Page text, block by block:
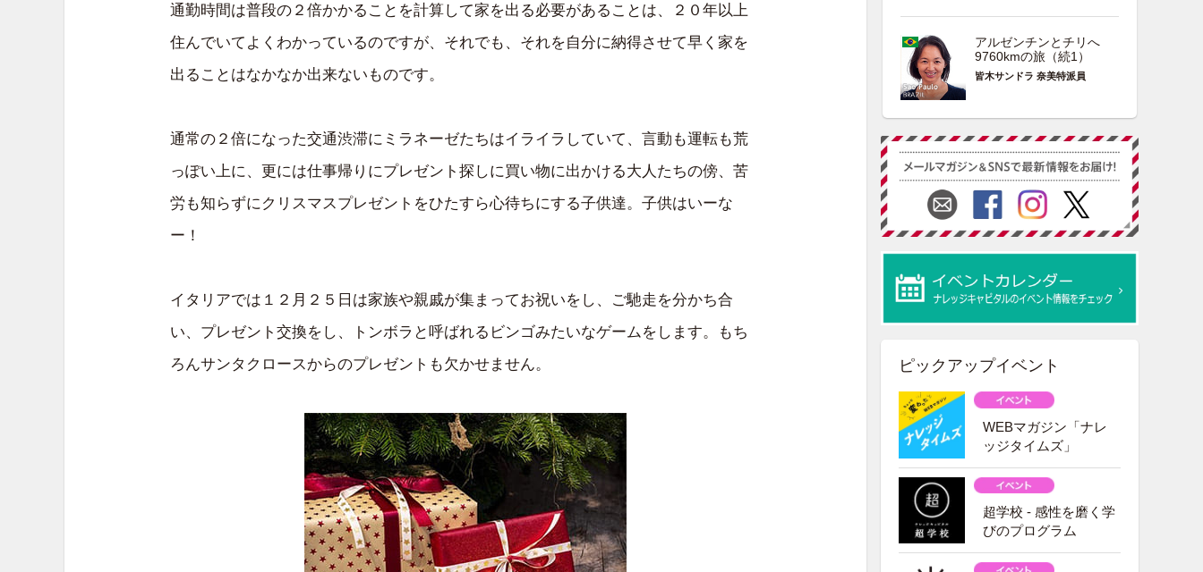
通勤時間は普段の２倍かかることを計算して家を出る必要があることは、２０年以上
住んでいてよくわかっているのですが、それでも、それを自分に納得させて早く家を
出ることはなかなか出来ないものです。
通常の２倍になった交通渋滞にミラネーゼたちはイライラしていて、言動も運転も荒
っぽい上に、更には仕事帰りにプレゼント探しに買い物に出かける大人たちの傍、苦
労も知らずにクリスマスプレゼントをひたすら心待ちにする子供達。子供はいーな
ー！
イタリアでは１２月２５日は家族や親戚が集まってお祝いをし、ご馳走を分かち合
い、プレゼント交換をし、トンボラと呼ばれるビンゴみたいなゲームをします。もち
ろんサンタクロースからのプレゼントも欠かせません。
アルゼンチンとチリへ
9760kmの旅（続1）
皆木サンドラ 奈美特派員
ピックアップイベント
WEBマガジン「ナレ
ッジタイムズ」
超学校 - 感性を磨く学
びのプログラム